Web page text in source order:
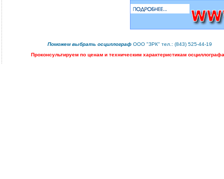
Поможемвыбрать осциллограф ООО "ЗРК" тел.: (843) 525-44-19
Проконсультируем по ценам и техническим характеристикам